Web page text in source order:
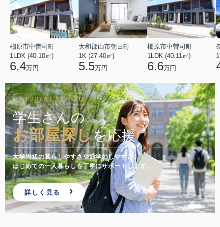
橿原市中曽司町
1LDK (40.10㎡)
6.4万円
大和郡山市朝日町
1K (27.40㎡)
5.5万円
橿原市中曽司町
1LDK (40.11㎡)
6.6万円
STUDENT SUPPORT
学生さんの
お部屋探しを応援
大学周辺の暮らしやすさや通学のしやすさ。
はじめての一人暮らしを丁寧にサポートします。
詳しく見る